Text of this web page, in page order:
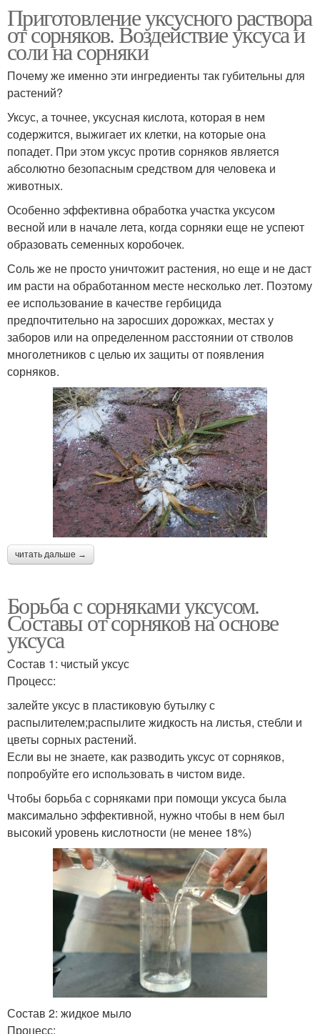
Приготовление уксусного раствора
от сорняков. Воздействие уксуса и
соли на сорняки
Почему же именно эти ингредиенты так губительны для
растений?
Уксус, а точнее, уксусная кислота, которая в нем
содержится, выжигает их клетки, на которые она
попадет. При этом уксус против сорняков является
абсолютно безопасным средством для человека и
животных.
Особенно эффективна обработка участка уксусом
весной или в начале лета, когда сорняки еще не успеют
образовать семенных коробочек.
Соль же не просто уничтожит растения, но еще и не даст
им расти на обработанном месте несколько лет. Поэтому
ее использование в качестве гербицида
предпочтительно на заросших дорожках, местах у
заборов или на определенном расстоянии от стволов
многолетников с целью их защиты от появления
сорняков.
читать дальше →
Борьба с сорняками уксусом.
Составы от сорняков на основе
уксуса
Состав 1: чистый уксус
Процесс:
залейте уксус в пластиковую бутылку с
распылителем;распылите жидкость на листья, стебли и
цветы сорных растений.
Если вы не знаете, как разводить уксус от сорняков,
попробуйте его использовать в чистом виде.
Чтобы борьба с сорняками при помощи уксуса была
максимально эффективной, нужно чтобы в нем был
высокий уровень кислотности (не менее 18%)
Состав 2: жидкое мыло
Процесс: